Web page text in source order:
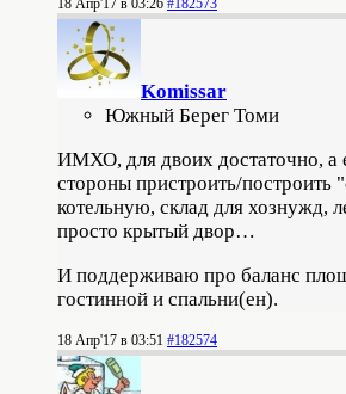
Komissar
Южный Берег Томи
ИМХО, для двоих достаточно, а
стороны пристроить/построить
котельную, склад для хознужд,
просто крытый двор…
И поддерживаю про баланс
гостинной и спальни(ен).
18 Апр'17 в 03:51 #182574